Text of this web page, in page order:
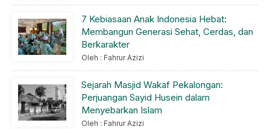
7 Kebiasaan Anak Indonesia Hebat:
Membangun Generasi Sehat, Cerdas, dan
Berkarakter
Oleh : Fahrur Azizi
Sejarah Masjid Wakaf Pekalongan:
Perjuangan Sayid Husein dalam
Menyebarkan Islam
Oleh : Fahrur Azizi